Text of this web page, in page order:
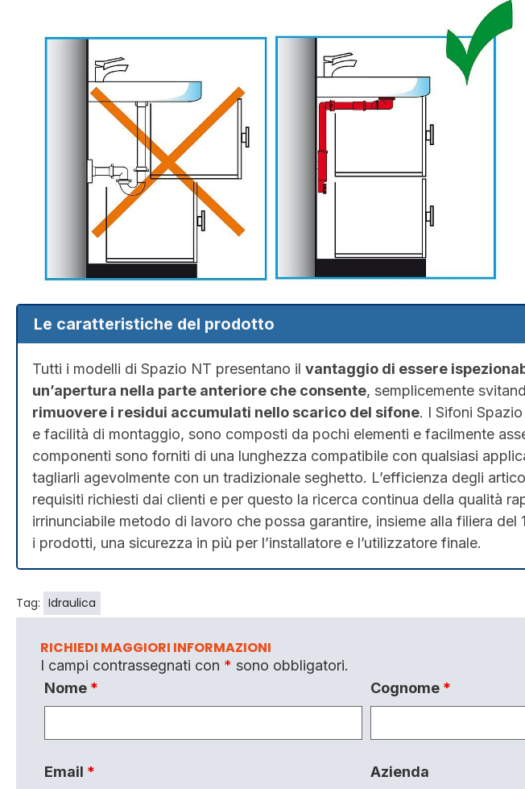
Le caratteristiche del prodotto
Tutti i modelli di Spazio NT presentano il vantaggio di essere
un’apertura nella parte anteriore che consente, semplicemente
rimuovere i residui accumulati nello scarico del sifone. I Sifoni
e facilità di montaggio, sono composti da pochi elementi e facilmente
componenti sono forniti di una lunghezza compatibile con qualsiasi
tagliarli agevolmente con un tradizionale seghetto. L’efficienza degli
requisiti richiesti dai clienti e per questo la ricerca continua della qualità
irrinunciabile metodo di lavoro che possa garantire, insieme alla filiera del
i prodotti, una sicurezza in più per l’installatore e l’utilizzatore finale.
Tag: Idraulica
RICHIEDI MAGGIORI INFORMAZIONI
I campi contrassegnati con * sono obbligatori.
Nome * Cognome *
Email * Azienda